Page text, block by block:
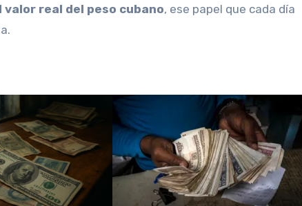
valor real del peso cubano, ese papel que cada día